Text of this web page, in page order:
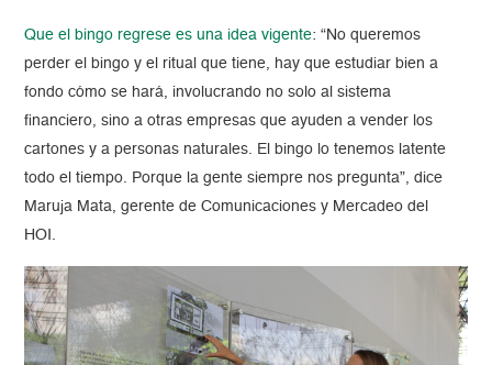
Que el bingo regrese es una idea vigente: “No queremos
perder el bingo y el ritual que tiene, hay que estudiar bien a
fondo cómo se hará, involucrando no solo al sistema
financiero, sino a otras empresas que ayuden a vender los
cartones y a personas naturales. El bingo lo tenemos latente
todo el tiempo. Porque la gente siempre nos pregunta”, dice
Maruja Mata, gerente de Comunicaciones y Mercadeo del
HOI.